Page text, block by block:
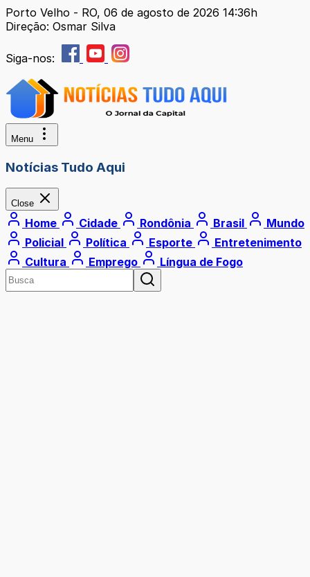
Porto Velho - RO, 06 de agosto de 2026 14:36h
Direção: Osmar Silva
Siga-nos:
Menu
Notícias Tudo Aqui
Close
Home Cidade Rondônia Brasil
Mundo
Policial
Política Esporte
Entretenimento
Cultura
Emprego Língua de Fogo